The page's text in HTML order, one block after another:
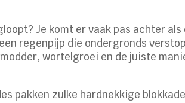
Je komt er vaak pas achter
regenpijp die ondergronds
wortelgroei en de juiste
pakken zulke hardnekkige